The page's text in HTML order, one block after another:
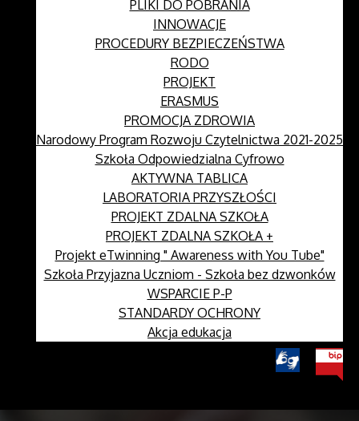
PLIKI DO POBRANIA
INNOWACJE
PROCEDURY BEZPIECZEŃSTWA
RODO
PROJEKT
ERASMUS
PROMOCJA ZDROWIA
Narodowy Program Rozwoju Czytelnictwa 2021-2025
Szkoła Odpowiedzialna Cyfrowo
AKTYWNA TABLICA
LABORATORIA PRZYSZŁOŚCI
PROJEKT ZDALNA SZKOŁA
PROJEKT ZDALNA SZKOŁA +
Projekt eTwinning " Awareness with You Tube"
Szkoła Przyjazna Uczniom - Szkoła bez dzwonków
WSPARCIE P-P
STANDARDY OCHRONY
Akcja edukacja